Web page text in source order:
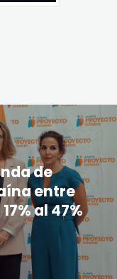
de
entre
al 47%